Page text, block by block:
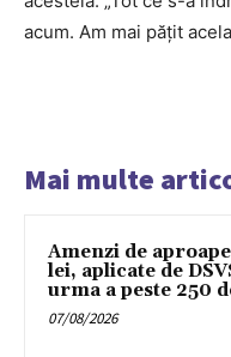
acum. Am mai pățit
Mai multe
Amenzi de
lei, aplicate de
urma a peste 250
07/08/2026